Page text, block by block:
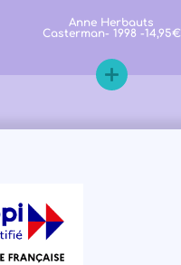
Anne Herbauts
Casterman- 1998 -14,95€